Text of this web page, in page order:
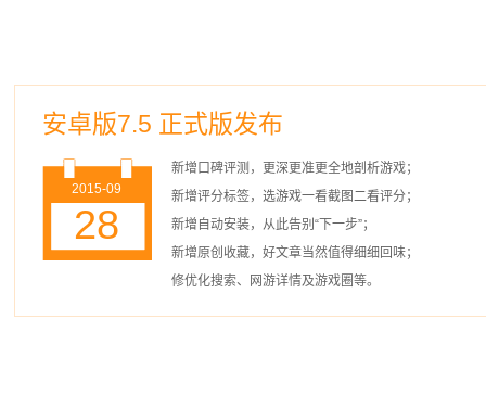
安卓版7.5 正式版发布
2015-09
28
新增口碑评测，更深更准更全地剖析游戏；
新增评分标签，选游戏一看截图二看评分；
新增自动安装，从此告别“下一步”；
新增原创收藏，好文章当然值得细细回味；
修优化搜索、网游详情及游戏圈等。